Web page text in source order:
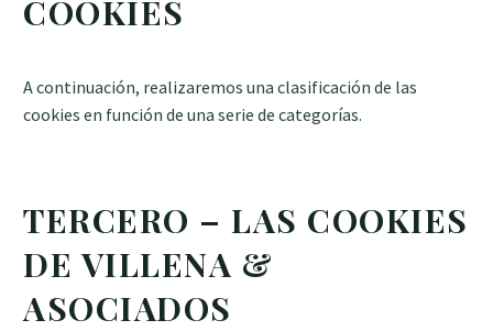
COOKIES
A continuación, realizaremos una clasificación de las
cookies en función de una serie de categorías.
TERCERO – LAS COOKIES
DE VILLENA &
ASOCIADOS